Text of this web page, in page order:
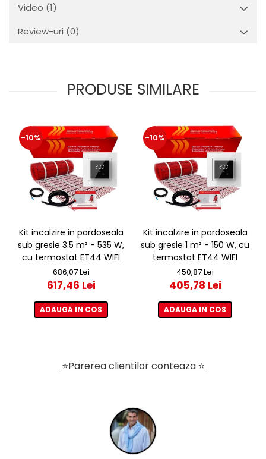
Video (1)
Review-uri (0)
PRODUSE SIMILARE
-10%
Kit incalzire in pardoseala
sub gresie 3.5 m² - 535 W,
cu termostat ET44 WIFI
686,07 Lei
617,46 Lei
ADAUGA IN COS
-10%
Kit incalzire in pardoseala
sub gresie 1 m² - 150 W, cu
termostat ET44 WIFI
450,87 Lei
405,78 Lei
ADAUGA IN COS
⭐Parerea clientilor conteaza ⭐